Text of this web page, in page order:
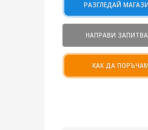
РАЗГЛЕДАЙ
НАПРАВИ
КАК ДА ПОРЪЧАМ